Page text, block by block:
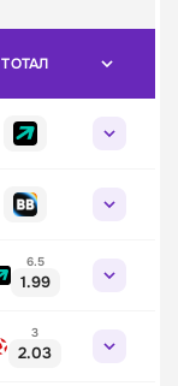
ТОТАЛ
6.5
1.99
3
2.03